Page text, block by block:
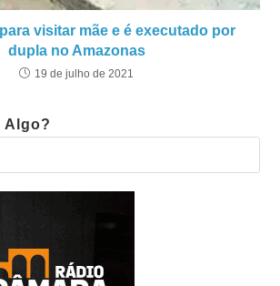
visitar mãe e é executado por
dupla no Amazonas
19 de julho de 2021
Algo?